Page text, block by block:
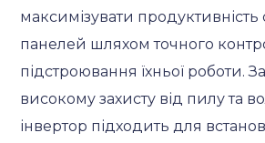
максимізувати
панелей шляхом точного
підстроювання їхньої роботи.
високому захисту від пилу та
інвертор підходить для